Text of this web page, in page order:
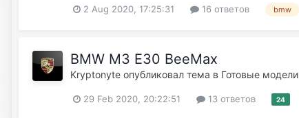
2 Aug 2020, 17:25:31 16 ответов bmw
BMW M3 E30 BeeMax
Kryptonyte опубликовал тема в Готовые модели
29 Feb 2020, 20:22:51 13 ответов 24